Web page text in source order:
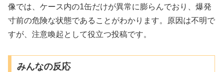
像では、ケース内の1缶だけが異常に膨らんでおり、爆発
寸前の危険な状態であることがわかります。原因は不明で
すが、注意喚起として役立つ投稿です。
みんなの反応